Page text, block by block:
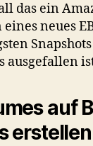
das ein
neues
ausgefallen
auf
erstellen